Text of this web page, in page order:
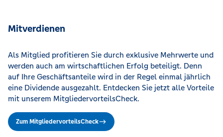
Mitverdienen
Als Mitglied profitieren Sie durch exklusive Mehrwerte und
werden auch am wirtschaftlichen Erfolg beteiligt. Denn
auf Ihre Geschäftsanteile wird in der Regel einmal jährlich
eine Dividende ausgezahlt. Entdecken Sie jetzt alle Vorteile
mit unserem MitgliedervorteilsCheck.
Zum MitgliedervorteilsCheck